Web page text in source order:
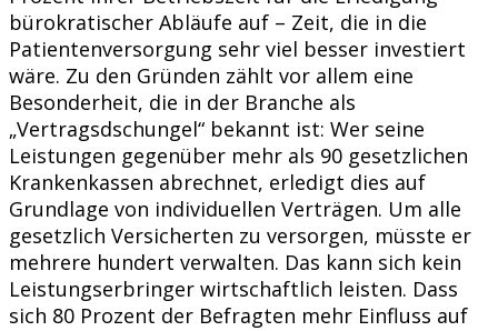
bürokratischer Abläufe auf – Zeit, die in die
Patientenversorgung sehr viel besser investiert
wäre. Zu den Gründen zählt vor allem eine
Besonderheit, die in der Branche als
„Vertragsdschungel“ bekannt ist: Wer seine
Leistungen gegenüber mehr als 90 gesetzlichen
Krankenkassen abrechnet, erledigt dies auf
Grundlage von individuellen Verträgen. Um alle
gesetzlich Versicherten zu versorgen, müsste er
mehrere hundert verwalten. Das kann sich kein
Leistungserbringer wirtschaftlich leisten. Dass
sich 80 Prozent der Befragten mehr Einfluss auf